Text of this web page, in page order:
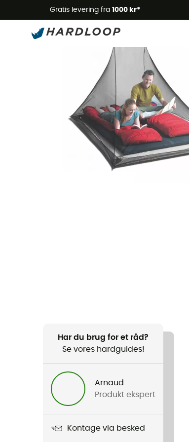
Gratis levering fra 1000 kr*
Har du brug for et råd?
Se vores hardguides!
Arnaud
Produkt ekspert
Kontage via besked